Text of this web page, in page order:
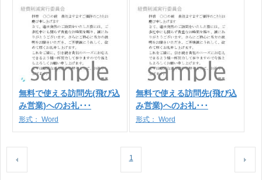
無料で使える訪問先(飛び込
み営業)へのお礼･･･
形式： Word
無料で使える訪問先(飛び込
み営業)へのお礼･･･
形式： Word
1